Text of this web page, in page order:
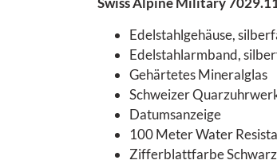
Edelstahlgehäuse,
Edelstahlarmband,
Gehärtetes Mineralglas
Schweizer
Datumsanzeige
100 Meter Water
Zifferblattfarbe